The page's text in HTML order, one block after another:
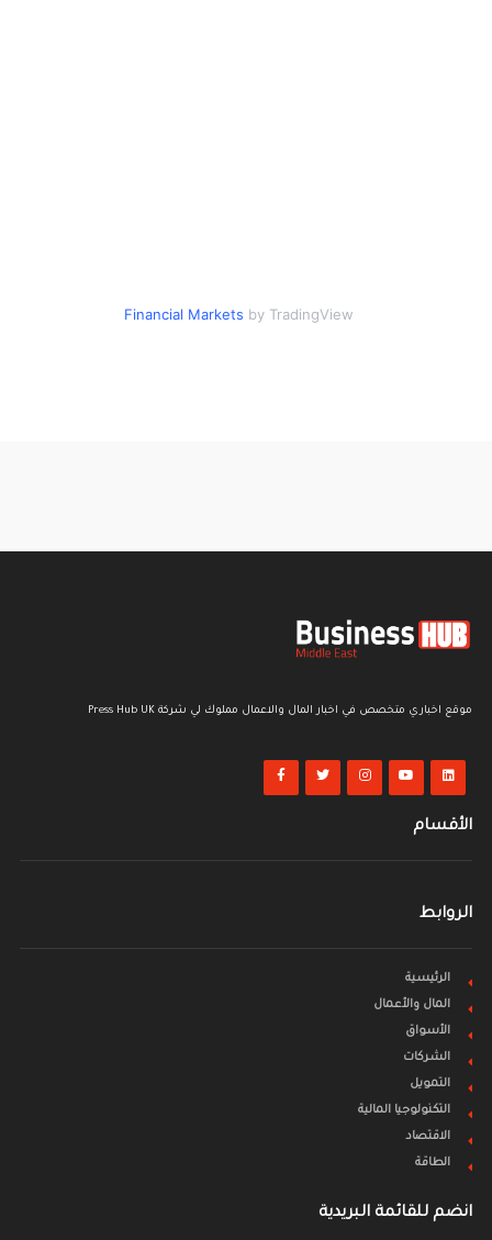
Financial Markets by TradingView
موقع اخباري متخصص في اخبار المال والاعمال مملوك لي شركة Press Hub UK
الأقسام
الروابط
الرئيسية
المال والأعمال
الأسواق
الشركات
التمويل
التكنولوجيا المالية
الاقتصاد
الطاقة
انضم للقائمة البريدية